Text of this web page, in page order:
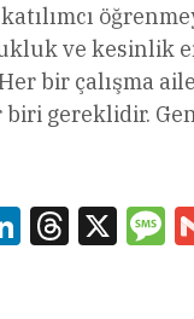
katılımcı
ve kesinlik
bir çalışma
gereklidir.
LinkedInThreads
X